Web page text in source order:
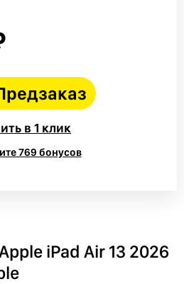
в 1 клик
769 бонусов
iPad Air 13 2026